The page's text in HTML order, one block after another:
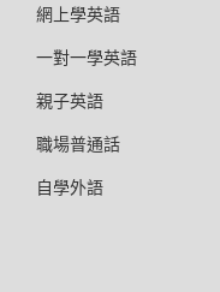
網上學英語
一對一學英語
親子英語
職場普通話
自學外語